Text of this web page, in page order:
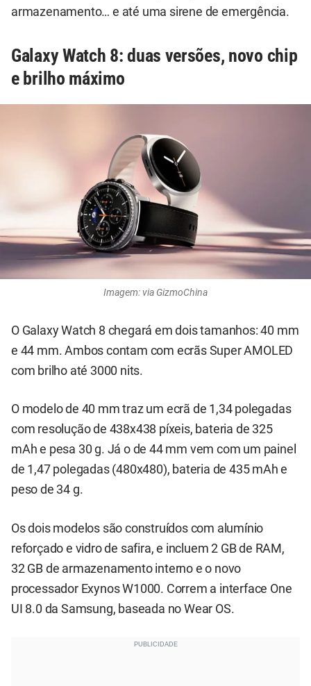
armazenamento… e até uma sirene de emergência.
Galaxy Watch 8: duas versões, novo chip
e brilho máximo
Imagem: via GizmoChina
O Galaxy Watch 8 chegará em dois tamanhos: 40 mm
e 44 mm. Ambos contam com ecrãs Super AMOLED
com brilho até 3000 nits.
O modelo de 40 mm traz um ecrã de 1,34 polegadas
com resolução de 438x438 píxeis, bateria de 325
mAh e pesa 30 g. Já o de 44 mm vem com um painel
de 1,47 polegadas (480x480), bateria de 435 mAh e
peso de 34 g.
Os dois modelos são construídos com alumínio
reforçado e vidro de safira, e incluem 2 GB de RAM,
32 GB de armazenamento interno e o novo
processador Exynos W1000. Correm a interface One
UI 8.0 da Samsung, baseada no Wear OS.